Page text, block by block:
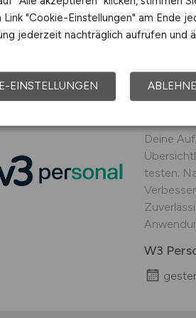
JOB
Deine
testen;
W3
"Cookie-Einstellungen" am Ende
jederzeit nachträglich aufrufen und
EINSTELLUNGEN